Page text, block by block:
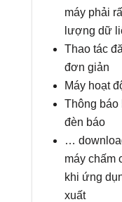
máy phải
lượng dữ
Thao tác
đơn giản
Máy hoạt
Thông báo
đèn báo
…
máy chấm
khi ứng
xuất